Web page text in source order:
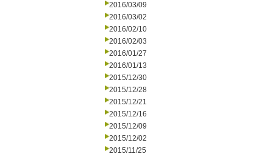
2016/03/09
2016/03/02
2016/02/10
2016/02/03
2016/01/27
2016/01/13
2015/12/30
2015/12/28
2015/12/21
2015/12/16
2015/12/09
2015/12/02
2015/11/25